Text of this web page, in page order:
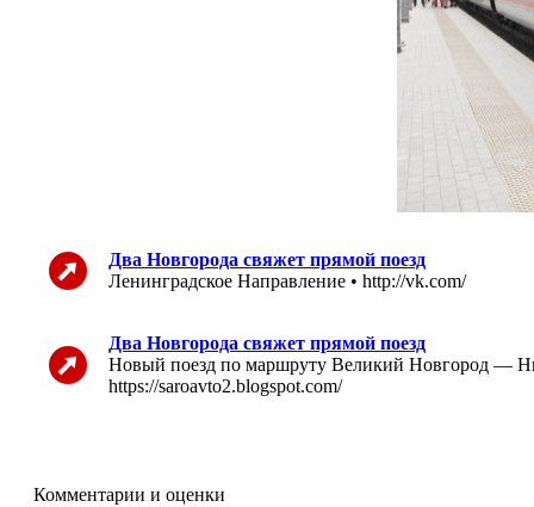
Два Новгорода свяжет прямой поезд
Ленинградское Направление • http://vk.com/
Два Новгорода свяжет прямой поезд
Новый поезд по маршруту Великий Новгород —
https://saroavto2.blogspot.com/
Комментарии и оценки